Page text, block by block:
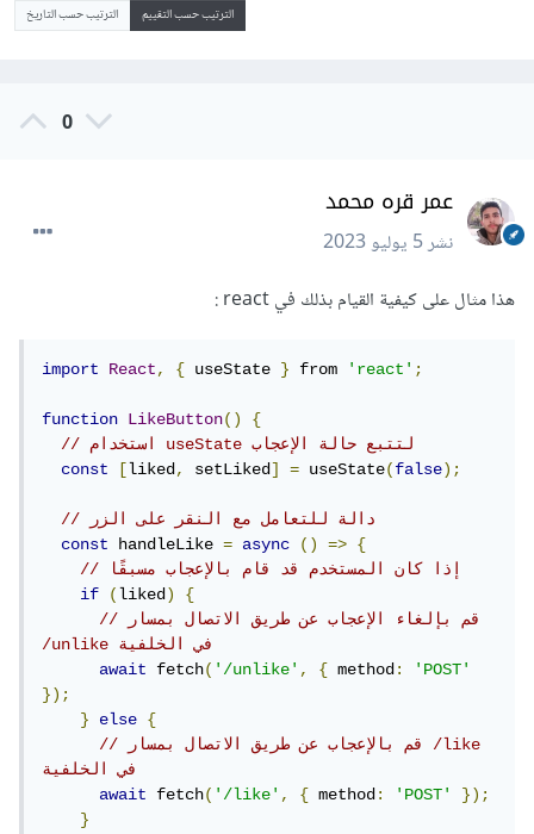
الترتيب حسب التقييم الترتيب حسب التاريخ
0
عمر قره محمد
نشر5 يوليو 2023
هذا مثال على كيفية القيام بذلك في react
import React, { useState } from 'react';
function LikeButton()
{
// استخدام useState لتتبع حالة الإعجاب
const
[liked, setLiked] = useState(false);
// دالة للتعامل مع النقر على الزر
const
handleLike = async () =>
{
// إذا كان المستخدم قد قام بالإعجاب مسبقًا
if
(liked)
{
// قم بإلغاء الإعجاب عن طريق الاتصال بمسار
/unlike في الخلفية
await
fetch('/unlike', { method:
'POST'
});
}
else
{
// قم بالإعجاب عن طريق الاتصال بمسار /like
في الخلفية
await
fetch('/like', { method: 'POST'
});
}